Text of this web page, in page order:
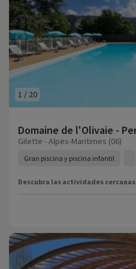
1 / 20
Domaine de l'Olivaie -
Gilette - Alpes-Maritimes (06)
Gran piscina y piscina infantil
Descubra las actividades cercanas